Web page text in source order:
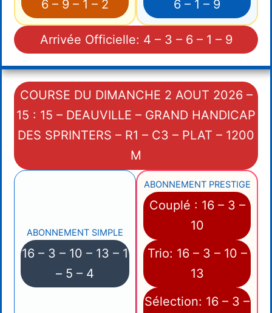
6 – 9 – 1 – 2 6 – 1 – 9
Arrivée Officielle: 4 – 3 – 6 – 1 – 9
COURSE DU DIMANCHE 2 AOUT 2026 –
15 : 15 – DEAUVILLE – GRAND HANDICAP
DES SPRINTERS – R1 – C3 – PLAT – 1200
M
ABONNEMENT SIMPLE
16 – 3 – 10 – 13 – 1
– 5 – 4
ABONNEMENT PRESTIGE
Couplé : 16 – 3 –
10
Trio: 16 – 3 – 10 –
13
Sélection: 16 – 3 –